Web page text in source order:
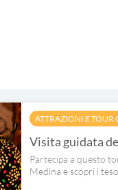
ATTRAZIONI E TOUR
Visita guidata
Partecipa a questo
Medina e scopri i